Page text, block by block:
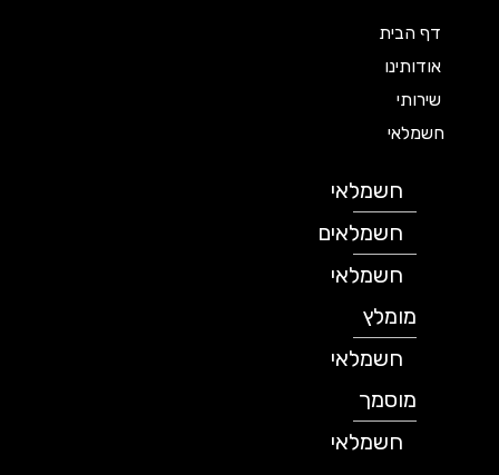
דף הבית
אודותינו
שירותי
חשמלאי
חשמלאי
חשמלאים
חשמלאי
מומלץ
חשמלאי
מוסמך
חשמלאי